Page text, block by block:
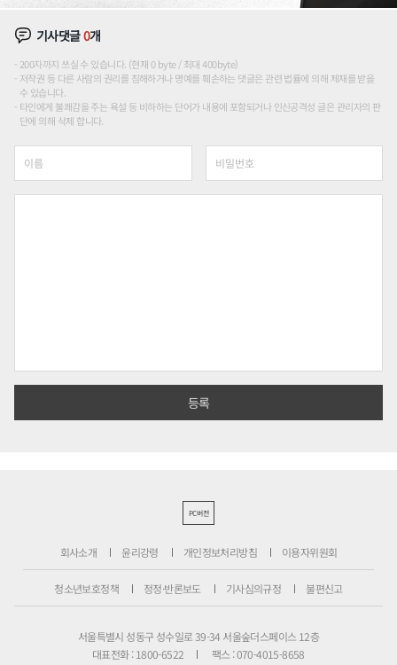
기사댓글0개
200자까지 쓰실 수 있습니다. (현재 0 byte / 최대 400byte)
저작권 등 다른 사람의 권리를 침해하거나 명예를 훼손하는 댓글은 관련 법률에 의해 제재를 받을
수 있습니다.
타인에게 불쾌감을 주는 욕설 등 비하하는 단어가 내용에 포함되거나 인신공격성 글은 관리자의 판
단에 의해 삭제 합니다.
PC버전
회사소개 윤리강령 개인정보처리방침 이용자위원회
청소년보호정책 정정·반론보도 기사심의규정 불편신고
서울특별시 성동구 성수일로 39-34 서울숲더스페이스 12층
대표전화 : 1800-6522
팩스 : 070-4015-8658